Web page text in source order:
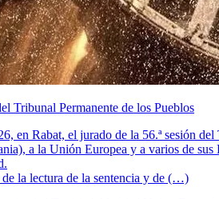
Tribunal Permanente de los Pueblos
en Rabat, el jurado de la 56.ª sesión
a la Unión Europea y a varios de sus
la lectura de la sentencia y de (…)